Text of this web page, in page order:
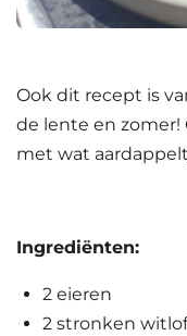
Ook dit recept is
de lente en
met wat
Ingrediënten:
2 eieren
2 stronken witlof